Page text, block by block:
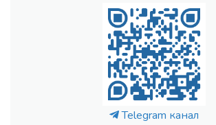
Telegram канал